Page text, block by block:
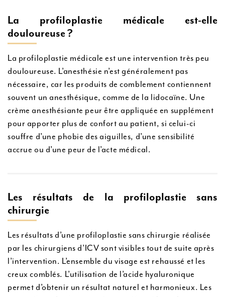
La profiloplastie médicale est-elle
douloureuse ?
La profiloplastie médicale est une intervention très peu
douloureuse. L’anesthésie n’est généralement pas
nécessaire, car les produits de comblement contiennent
souvent un anesthésique, comme de la lidocaïne. Une
crème anesthésiante peur être appliquée en supplément
pour apporter plus de confort au patient, si celui-ci
souffre d’une phobie des aiguilles, d’une sensibilité
accrue ou d’une peur de l’acte médical.
Les résultats de la profiloplastie sans
chirurgie
Les résultats d’une profiloplastie sans chirurgie réalisée
par les chirurgiens d’ICV sont visibles tout de suite après
l’intervention. L’ensemble du visage est rehaussé et les
creux comblés. L’utilisation de l’acide hyaluronique
permet d’obtenir un résultat naturel et harmonieux. Les